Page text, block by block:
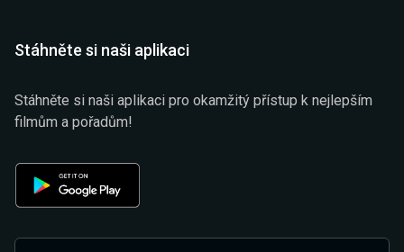
Stáhněte si naši aplikaci
Stáhněte si naši aplikaci pro okamžitý přístup k nejlepším
filmům a pořadům!